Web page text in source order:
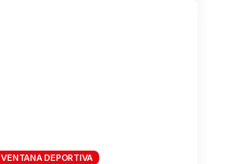
VENTANA DEPORTIVA